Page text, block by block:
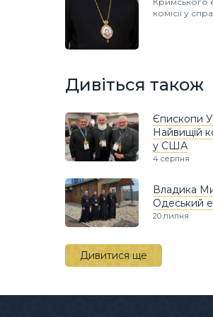
комісії у
Дивіться також
Єпископи
Найвищій
у США
4 серпня
Владика
Одеський
20 липня
Дивитися ще